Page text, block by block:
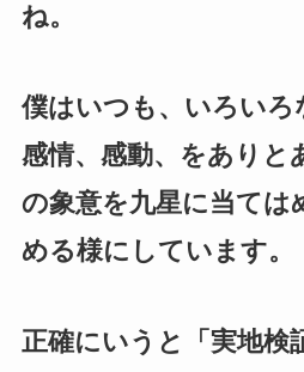
ね。
僕はいつも、いろいろ
感情、感動、をありと
の象意を九星に当ては
める様にしています。
正確にいうと「実地検